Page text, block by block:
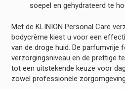
soepel en gehydrateerd te
Met de KLINION Personal Care
bodycrème kiest u voor een
van de droge huid. De parfumvrije
verzorgingsniveau en de prettige
tot een uitstekende keuze voor
zowel professionele